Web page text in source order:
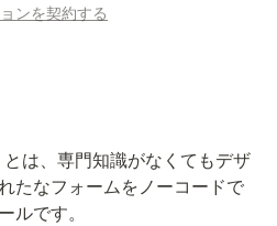
ンを契約する
は、専門知識がなくてもデザ
たなフォームをノーコードで
ルです。